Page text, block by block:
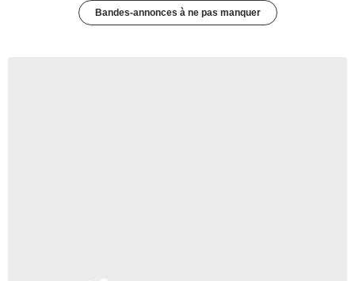
Bandes-annonces à ne pas manquer